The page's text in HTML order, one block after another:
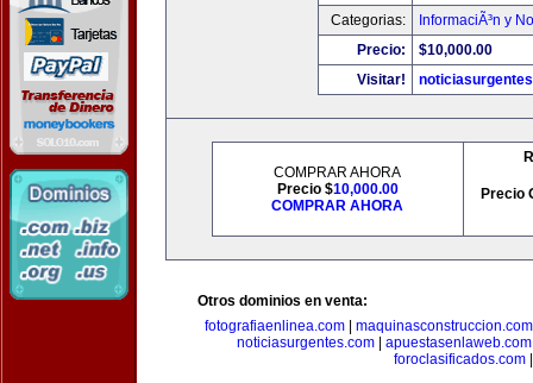
Categorias:
InformaciÃ³n y
Precio:
$10,000.00
Visitar!
COMPRAR AHORA
Precio $10,000.00
COMPRAR AHORA
Precio
Otros dominios en venta:
fotografiaenlinea.com
maquinasconstruccion.com
noticiasurgentes.com| apuestasenlaweb.com
foroclasificados.com|